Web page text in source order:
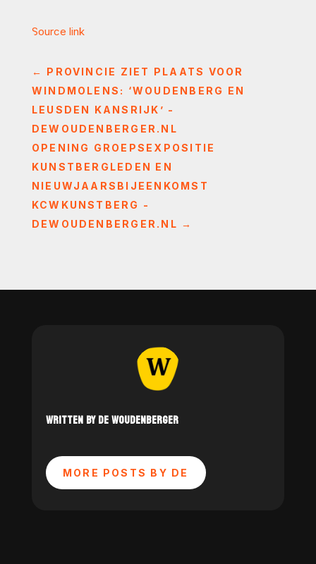
Source link
← PROVINCIE ZIET PLAATS VOOR
WINDMOLENS: ‘WOUDENBERG EN
LEUSDEN KANSRIJK’ -
DEWOUDENBERGER.NL
OPENING GROEPSEXPOSITIE
KUNSTBERGLEDEN EN
NIEUWJAARSBIJEENKOMST
KCWKUNSTBERG -
DEWOUDENBERGER.NL →
WRITTEN BY DE WOUDENBERGER
MORE POSTS BY DE